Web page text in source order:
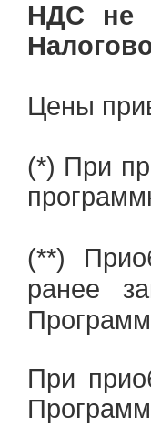
НДС не
Цены
(*) При
(**) П
ранее
При